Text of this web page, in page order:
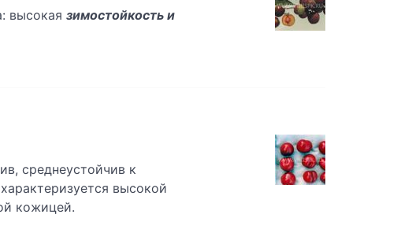
высокая зимостойкость и
среднеустойчив к
высокой
кожицей.